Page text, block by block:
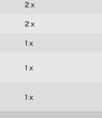
2 x
2 x
1 x
1 x
1 x